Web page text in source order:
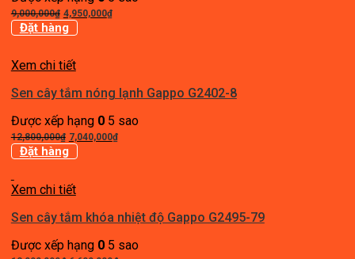
9,000,000₫ Giá
gốc
9,000,000₫.
4,950,000₫Giá
Đặt hàng
Xem chi tiết
Sen cây tắm nóng lạnh Gappo G2402-8
Được xếp hạng 05 sao
12,800,000₫ Giá
gốc
12,800,000₫.
7,040,000₫Giá
Đặt hàng
Xem chi tiết
Sen cây tắm khóa nhiệt độ Gappo G2495-79
Được xếp hạng 05 sao